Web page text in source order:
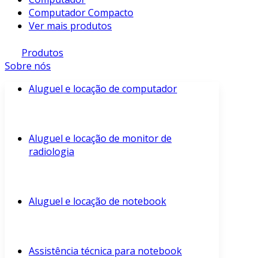
Computador Compacto
Ver mais produtos
Produtos
Sobre nós
Aluguel e locação de computador
Aluguel e locação de monitor de
radiologia
Aluguel e locação de notebook
Assistência técnica para notebook